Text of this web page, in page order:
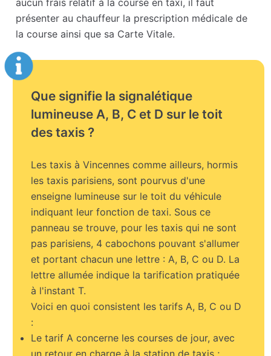
aucun frais relatif à la course en taxi, il faut
présenter au chauffeur la prescription médicale de
la course ainsi que sa Carte Vitale.
Que signifie la signalétique
lumineuse A, B, C et D sur le toit
des taxis ?
Les taxis à Vincennes comme ailleurs, hormis
les taxis parisiens, sont pourvus d'une
enseigne lumineuse sur le toit du véhicule
indiquant leur fonction de taxi. Sous ce
panneau se trouve, pour les taxis qui ne sont
pas parisiens, 4 cabochons pouvant s'allumer
et portant chacun une lettre : A, B, C ou D. La
lettre allumée indique la tarification pratiquée
à l'instant T.
Voici en quoi consistent les tarifs A, B, C ou D
:
Le tarif A concerne les courses de jour, avec